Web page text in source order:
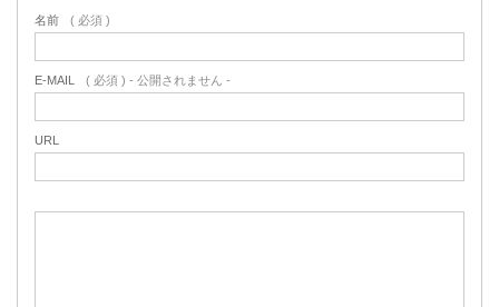
名前 ( 必須 )
E-MAIL ( 必須 ) - 公開されません -
URL